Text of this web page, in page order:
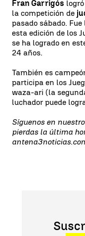
Fran Garrigós
la competición de
pasado sábado.
esta edición de los
se ha logrado en
24 años.
También es
participa en los
waza-ari (la
luchador puede
Síguenos en nuestro
pierdas la última